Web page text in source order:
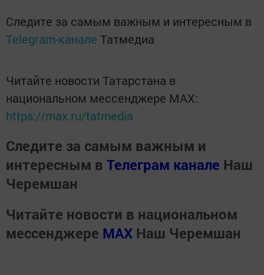
Следите за самым важным и интересным в
Telegram-канале Татмедиа
Читайте новости Татарстана в
национальном мессенджере MАХ:
https://max.ru/tatmedia
Следите за самым важным и
интересным в Телеграм канале Наш
Черемшан
Читайте новости в национальном
мессенджере MАХ Наш Черемшан